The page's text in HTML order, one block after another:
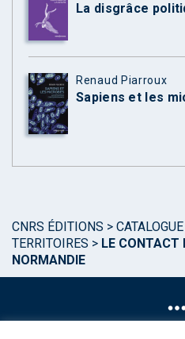
La disgrâce
Renaud Piarroux
Sapiens et les
CNRS ÉDITIONS > CATALOGUE
TERRITOIRES > LE CONTACT
NORMANDIE